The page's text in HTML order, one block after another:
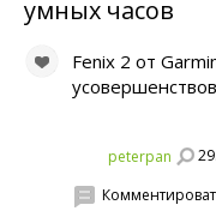
умных часов
Fenix 2 от
peterpan